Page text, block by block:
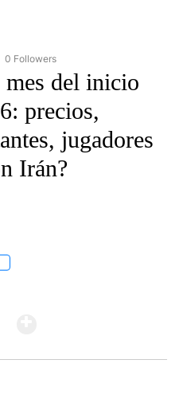
"CNN-SPANISH" TO RECEIVE
0 Followers
mes del inicio
precios,
jugadores
Irán?